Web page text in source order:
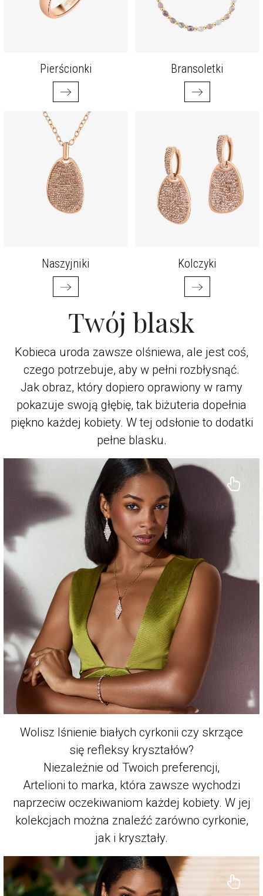
Pierścionki Bransoletki
Naszyjniki Kolczyki
Twój blask
Kobieca uroda zawsze olśniewa, ale jest coś,
czego potrzebuje, aby w pełni rozbłysnąć.
Jak obraz, który dopiero oprawiony w ramy
pokazuje swoją głębię, tak biżuteria dopełnia
piękno każdej kobiety. W tej odsłonie to dodatki
pełne blasku.
Wolisz lśnienie białych cyrkonii czy skrzące
się refleksy kryształów?
Niezależnie od Twoich preferencji,
Artelioni to marka, która zawsze wychodzi
naprzeciw oczekiwaniom każdej kobiety. W jej
kolekcjach można znaleźć zarówno cyrkonie,
jak i kryształy.